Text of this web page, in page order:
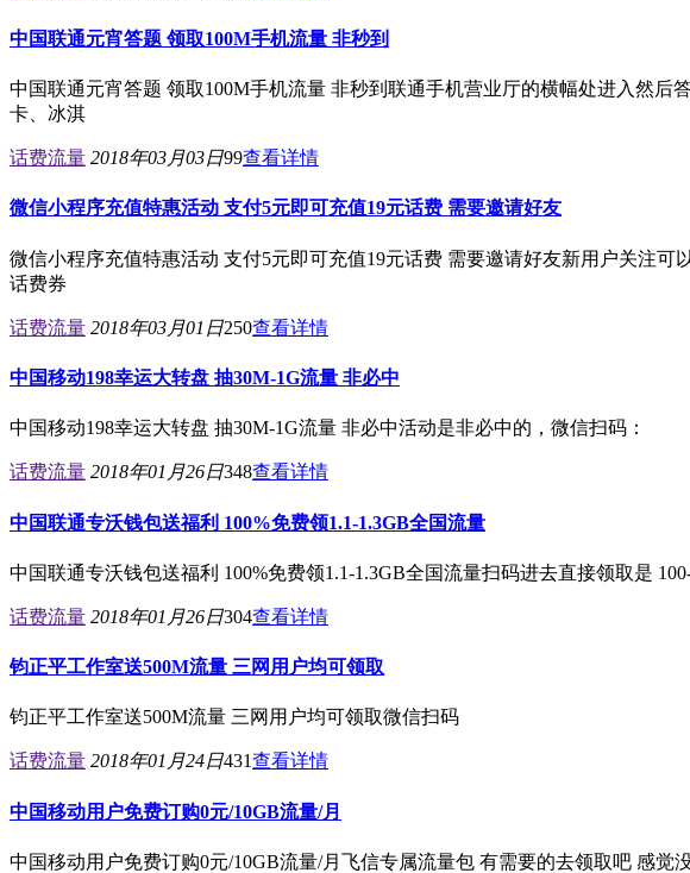
中国联通元宵答题 领取100M手机流量 非秒到
中国联通元宵答题 领取100M手机流量 非秒到联通手机营业厅的横幅处进入然
卡、冰淇
话费流量 2018年03月03日99查看详情
微信小程序充值特惠活动 支付5元即可充值19元话费 需要邀请好友
微信小程序充值特惠活动 支付5元即可充值19元话费 需要邀请好友新用户关注
话费券
话费流量 2018年03月01日250查看详情
中国移动198幸运大转盘 抽30M-1G流量 非必中
中国移动198幸运大转盘 抽30M-1G流量 非必中活动是非必中的，微信扫码：
话费流量 2018年01月26日348查看详情
中国联通专沃钱包送福利 100%免费领1.1-1.3GB全国流量
中国联通专沃钱包送福利 100%免费领1.1-1.3GB全国流量扫码进去直接领取是
话费流量 2018年01月26日304查看详情
钧正平工作室送500M流量 三网用户均可领取
钧正平工作室送500M流量 三网用户均可领取微信扫码
话费流量 2018年01月24日431查看详情
中国移动用户免费订购0元/10GB流量/月
中国移动用户免费订购0元/10GB流量/月飞信专属流量包 有需要的去领取吧 感觉没